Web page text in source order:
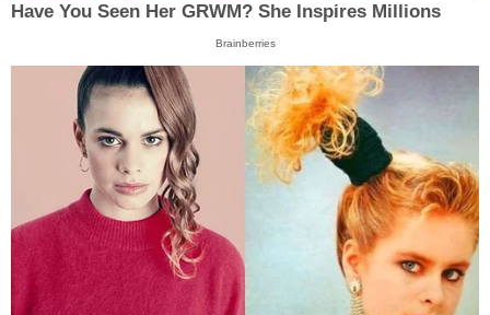
Have You Seen Her GRWM? She Inspires Millions
Brainberries